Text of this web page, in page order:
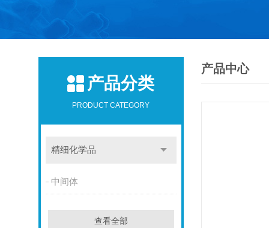
产品分类
PRODUCT CATEGORY
精细化学品
中间体
查看全部
产品中心